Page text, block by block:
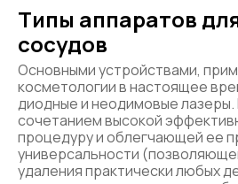
Типы аппаратов
сосудов
Основными устройствами,
косметологии в настоящее
диодные и неодимовые
сочетанием высокой
процедуру и облегчающей ее
универсальности
удаления практически любых